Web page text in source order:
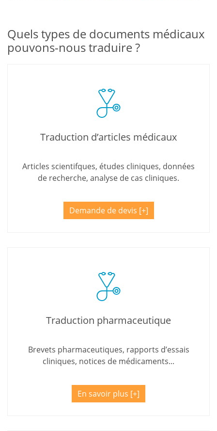
Quels types de documents médicaux
pouvons-nous traduire ?
Traduction d’articles médicaux
Articles scientifques, études cliniques, données
de recherche, analyse de cas cliniques.
Demande de devis
Traduction pharmaceutique
Brevets pharmaceutiques, rapports d’essais
cliniques, notices de médicaments...
En savoir plus